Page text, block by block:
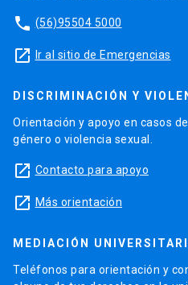
phone (56)95504 5000
launch Ir al sitio de Emergencias
DISCRIMINACIÓN Y
Orientación y apoyo en casos
género o violencia sexual.
launch Contacto para apoyo
launch Más orientación
MEDIACIÓN
Teléfonos para orientación y